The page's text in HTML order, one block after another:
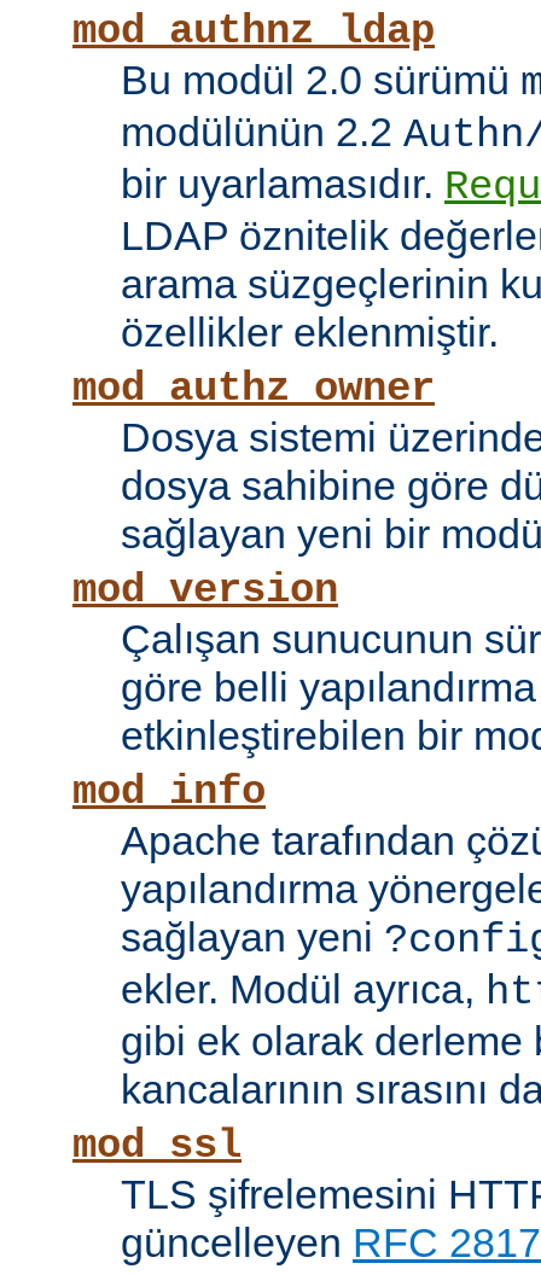
mod_authnz_ldap
Bu modül 2.0 sürümü
modülünün 2.2
bir uyarlamasıdır.
LDAP öznitelik
arama süzgeçlerinin
özellikler eklenmiştir.
mod_authz_owner
Dosya sistemi
dosya sahibine göre
sağlayan yeni bir
mod_version
Çalışan sunucunun
göre belli yapılandırma
etkinleştirebilen bir
mod_info
Apache tarafından
yapılandırma
sağlayan yeni
ekler. Modül ayrıca,
gibi ek olarak derleme
kancalarının sırasını
mod_ssl
TLS şifrelemesini
güncelleyen RFC 2817